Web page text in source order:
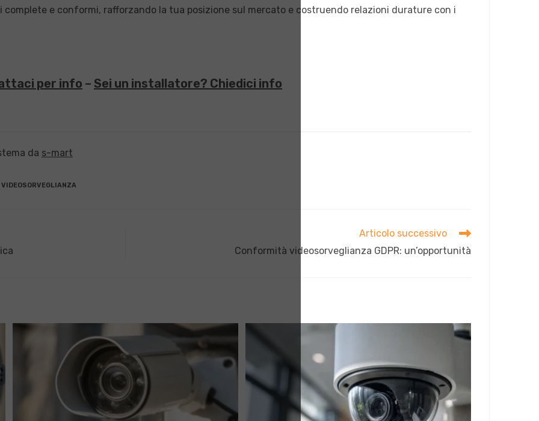
e conformi, rafforzando la tua posizione sul mercato e costruendo relazioni durature con i
per info – Sei un installatore? Chiedici info
da s-mart
VIDEOSORVEGLIANZA
Articolo successivo
Conformità videosorveglianza GDPR: un’opportunità